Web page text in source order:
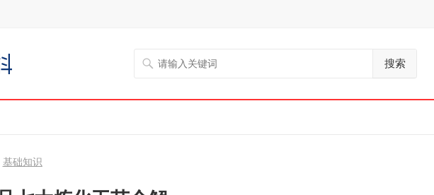
搜索
基础知识